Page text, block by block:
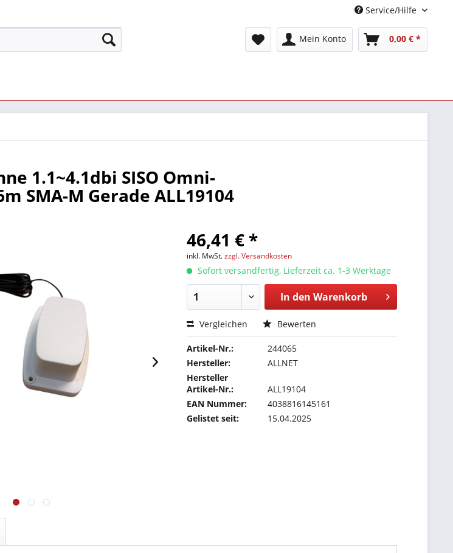
Service/Hilfe
Mein Konto 0,00 € *
1.1~4.1dbi SISO Omni-
SMA-M Gerade ALL19104
46,41 € *
inkl. MwSt.zzgl. Versandkosten
Sofort versandfertig, Lieferzeit ca. 1-3 Werktage
In den Warenkorb
Vergleichen Bewerten
Artikel-Nr.:
244065
Hersteller:
ALLNET
Hersteller
Artikel-Nr.:
ALL19104
EAN Nummer:
4038816145161
Gelistet seit:
15.04.2025